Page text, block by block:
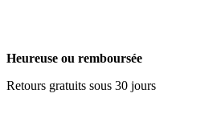
Heureuse ou remboursée
Retours gratuits sous 30 jours